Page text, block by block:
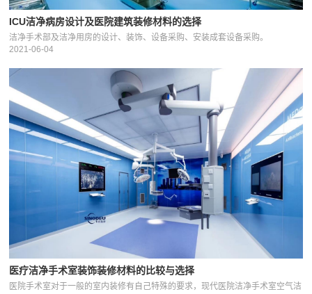
ICU洁净病房设计及医院建筑装修材料的选择
洁净手术部及洁净用房的设计、装饰、设备采购、安装成套设备采购。
2021-06-04
医疗洁净手术室装饰装修材料的比较与选择
医院手术室对于一般的室内装修有自己特殊的要求，现代医院洁净手术室空气洁